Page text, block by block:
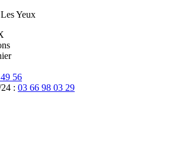
Yeux
56
: 03 66 98 03 29